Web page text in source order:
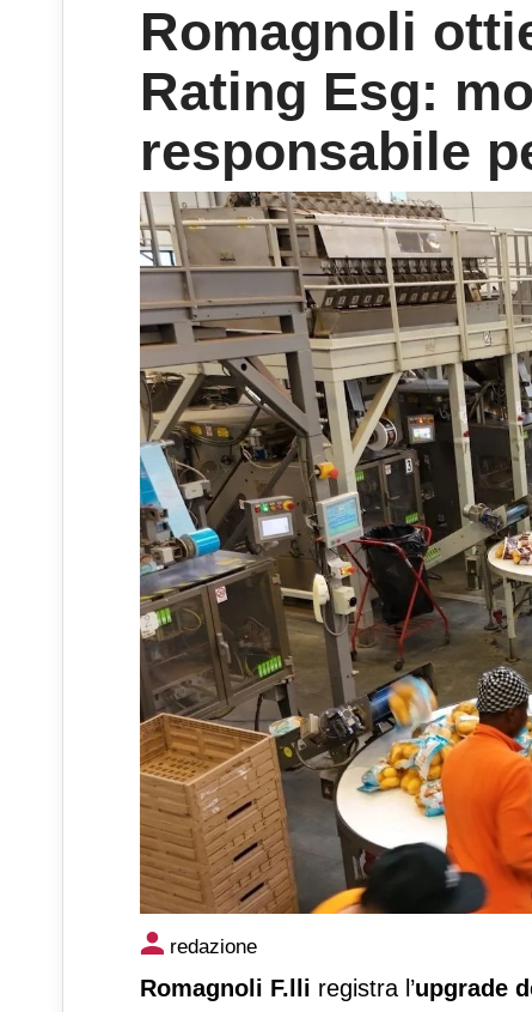
Romagnoli
Rating Esg:
responsabile
Romagnoli ottiene la classe
responsabile per la Mdd
redazione
Romagnoli F.lli registra l’upgrade